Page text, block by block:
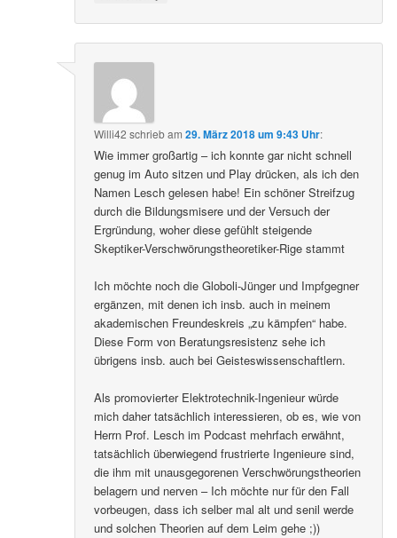
Willi42 schriebam29. März 2018 um 9:43 Uhr:
Wie immer großartig – ich konnte gar nicht schnell
genug im Auto sitzen und Play drücken, als ich den
Namen Lesch gelesen habe! Ein schöner Streifzug
durch die Bildungsmisere und der Versuch der
Ergründung, woher diese gefühlt steigende
Skeptiker-Verschwörungstheoretiker-Rige stammt
Ich möchte noch die Globoli-Jünger und Impfgegner
ergänzen, mit denen ich insb. auch in meinem
akademischen Freundeskreis „zu kämpfen“ habe.
Diese Form von Beratungsresistenz sehe ich
übrigens insb. auch bei Geisteswissenschaftlern.
Als promovierter Elektrotechnik-Ingenieur würde
mich daher tatsächlich interessieren, ob es, wie von
Herrn Prof. Lesch im Podcast mehrfach erwähnt,
tatsächlich überwiegend frustrierte Ingenieure sind,
die ihm mit unausgegorenen Verschwörungstheorien
belagern und nerven – Ich möchte nur für den Fall
vorbeugen, dass ich selber mal alt und senil werde
und solchen Theorien auf dem Leim gehe ;))